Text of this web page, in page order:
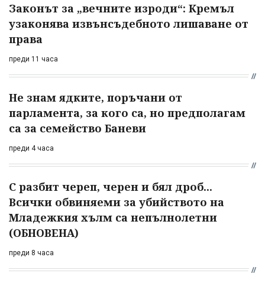
Законът за „вечните изроди“: Кремъл
узаконява извънсъдебното лишаване от
права
преди 11 часа
Не знам ядките, поръчани от
парламента, за кого са, но предполагам
са за семейство Баневи
преди 4 часа
С разбит череп, черен и бял дроб...
Всички обвиняеми за убийството на
Младежкия хълм са непълнолетни
(ОБНОВЕНА)
преди 8 часа